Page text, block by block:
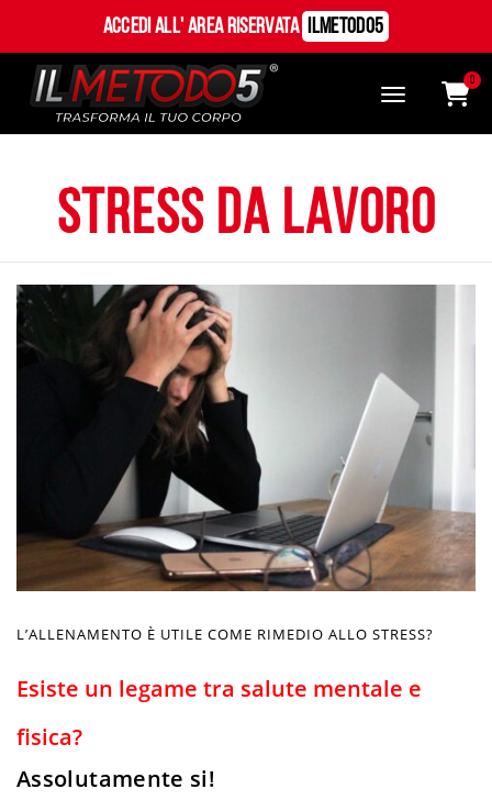
Accedi all' Area Riservata ILMetodo5
0
stress da lavoro
L’ALLENAMENTO È UTILE COME RIMEDIO ALLO STRESS?
Esiste un legame tra salute mentale e
fisica?
Assolutamente si!